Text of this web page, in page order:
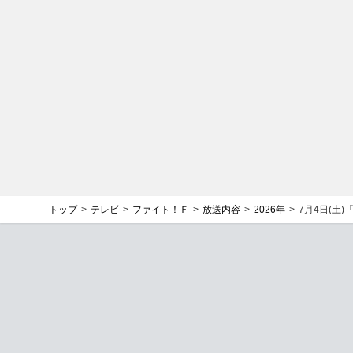
トップ テレビ ファイト！Ｆ 放送内容 2026年 7月4日(土)